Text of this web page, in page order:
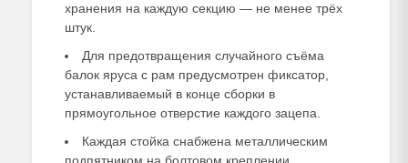
хранения на каждую секцию — не менее трёх
штук.
Для предотвращения случайного съёма
балок яруса с рам предусмотрен фиксатор,
устанавливаемый в конце сборки в
прямоугольное отверстие каждого зацепа.
Каждая стойка снабжена металлическим